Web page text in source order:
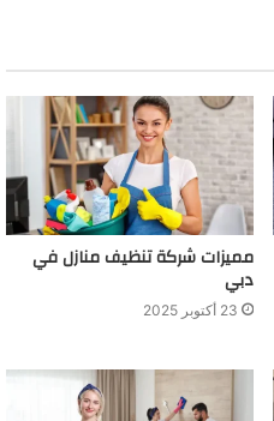
مميزات شركة تنظيف منازل في
دبي
23 أكتوبر 2025